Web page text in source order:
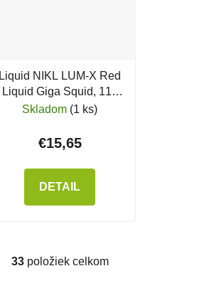
Liquid NIKL LUM-X Red
Liquid Giga Squid, 115
ml
Skladom (1 ks)
€15,65
DETAIL
Ovládacie prvky výpisu
33položiek celkom